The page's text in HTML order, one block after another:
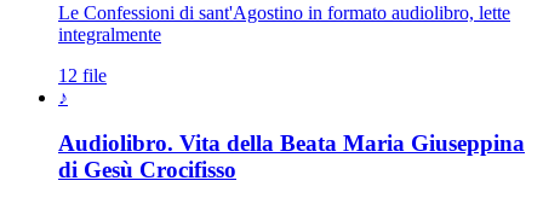
Le Confessioni di sant'Agostino in formato audiolibro, lette
integralmente
12 file
♪
Audiolibro. Vita della Beata Maria Giuseppina
di Gesù Crocifisso